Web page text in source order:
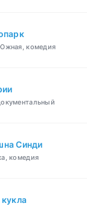
комедия
Синди
комедия